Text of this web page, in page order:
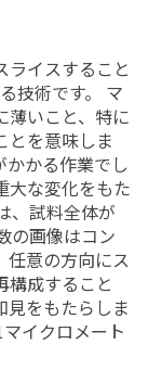
ライスすること
技術です。 マ
薄いこと、特に
とを意味しま
かる作業でし
大な変化をもた
、試料全体が
の画像はコン
任意の方向にス
構成すること
見をもたらしま
イクロメート